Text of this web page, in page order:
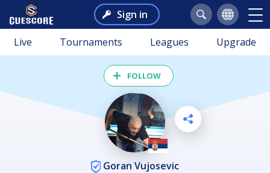
Sign in
Live Tournaments Leagues Upgrade
FOLLOW
Goran Vujosevic